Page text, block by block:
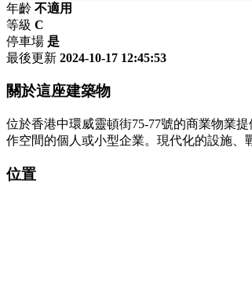
年齡 不適用
等級 C
停車場 是
最後更新 2024-10-17 12:45:53
關於這座建築物
位於香港中環威靈頓街75-77號的商業物業
作空間的個人或小型企業。現代化的設施、
位置